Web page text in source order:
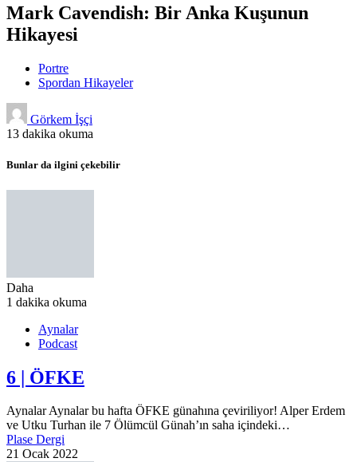
Mark Cavendish: Bir Anka Kuşunun
Hikayesi
Portre
Spordan Hikayeler
Görkem İşçi
13 dakika okuma
Bunlar da ilgini çekebilir
Daha
1 dakika okuma
Aynalar
Podcast
6 | ÖFKE
Aynalar Aynalar bu hafta ÖFKE günahına çeviriliyor! Alper Erdem
ve Utku Turhan ile 7 Ölümcül Günah’ın saha içindeki…
Plase Dergi
21 Ocak 2022